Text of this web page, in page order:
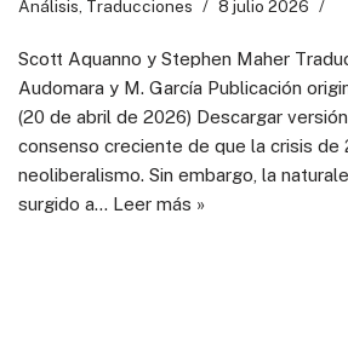
Análisis Traducciones 8 julio 2026
Scott Aquanno y Stephen Maher
Audomara y M. García Publicación
(20 de abril de 2026) Descargar
consenso creciente de que la crisis
neoliberalismo. Sin embargo, la
surgido a… Leer más »